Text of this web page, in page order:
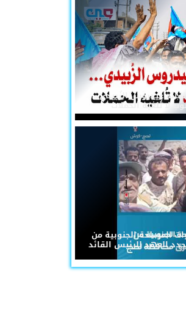
عيدروس الزُبيدي...
لا تُلغيه الحملات
المسلحة الجنوبية من
العهد للرئيس القائد